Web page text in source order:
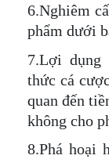
6.Nghiêm
phẩm dưới
7.Lợi dụng
thức cá
quan đến
không cho
8.Phá hoại